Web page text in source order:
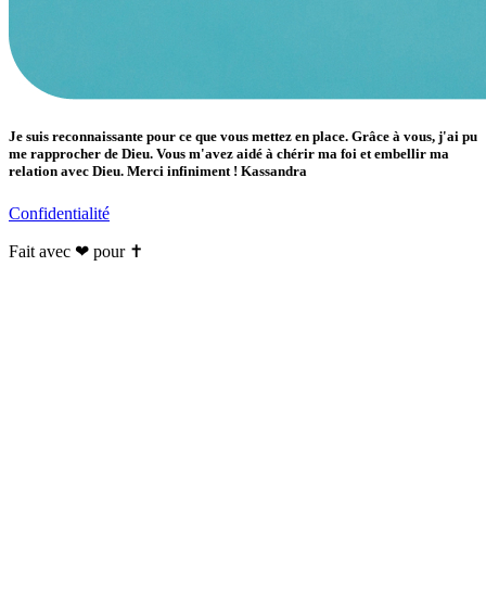
Je suis reconnaissante pour ce que vous mettez en place. Grâce à vous, j'ai pu
me rapprocher de Dieu. Vous m'avez aidé à chérir ma foi et embellir ma
relation avec Dieu. Merci infiniment ! Kassandra
Confidentialité
Fait avec ❤ pour ✝️️